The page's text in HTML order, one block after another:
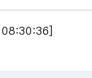
08:30:36]